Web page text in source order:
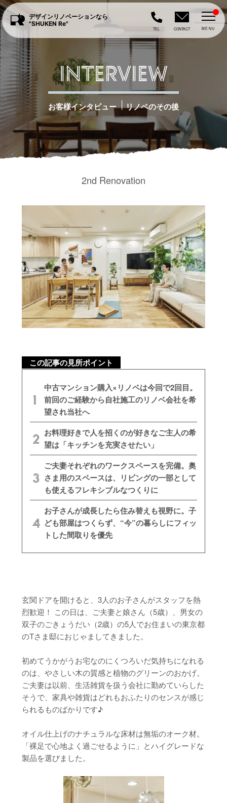
デザインリノベーションなら
"SHUKEN Re"
TEL CONTACT MENU
INTERVIEW
お客様インタビュー | リノベのその後
2nd Renovation
この記事の見所ポイント
中古マンション購入×リノベは今回で2回目。
前回のご経験から自社施工のリノベ会社を希
望され当社へ
お料理好きで人を招くのが好きなご主人の希
望は「キッチンを充実させたい」
ご夫妻それぞれのワークスペースを完備。奥
さま用のスペースは、リビングの一部として
も使えるフレキシブルなつくりに
お子さんが成長したら住み替えも視野に。子
ども部屋はつくらず、“今”の暮らしにフィッ
トした間取りを優先
玄関ドアを開けると、3人のお子さんがスタッフを熱
烈歓迎！ この日は、ご夫妻と娘さん（5歳）、男女の
双子のごきょうだい（2歳）の5人でお住まいの東京都
のTさま邸におじゃましてきました。
初めてうかがうお宅なのにくつろいだ気持ちになれる
のは、やさしい木の質感と植物のグリーンのおかげ。
ご夫妻は以前、生活雑貨を扱う会社に勤めていらした
そうで、家具や雑貨はどれもおふたりのセンスが感じ
られるものばかりです♪
オイル仕上げのナチュラルな床材は無垢のオーク材。
「裸足で心地よく過ごせるように」とハイグレードな
製品を選びました。